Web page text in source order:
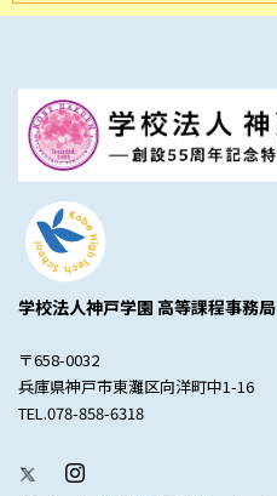
学校法人神戸学園 高等課程事務局
〒658-0032
兵庫県神戸市東灘区向洋町中1-16
TEL.078-858-6318